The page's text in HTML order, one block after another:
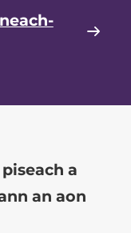
a
an aon